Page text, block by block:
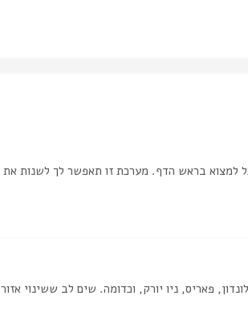
למצוא בראש הדף. מערכת זו תאפשר לך לשנות את
פאריס, ניו יורק, וכדומה. שים לב ששינוי אזור